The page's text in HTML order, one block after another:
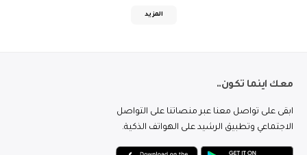
المزيد
معك اينما تكون..
ابقى على تواصل معنا عبر منصاتنا على التواصل
الاجتماعي وتطبيق الرشيد على الهواتف الذكية.